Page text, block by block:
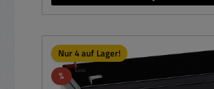
Nur 4 auf Lager!
%Rabatt